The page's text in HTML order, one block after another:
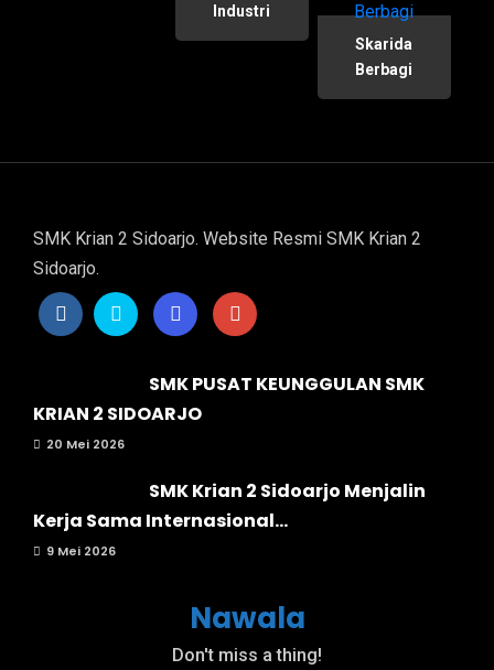
Industri
Skarida
Berbagi
SMK Krian 2 Sidoarjo. Website Resmi SMK Krian 2
Sidoarjo.
SMK PUSAT KEUNGGULAN SMK
KRIAN 2 SIDOARJO
20 Mei 2026
SMK Krian 2 Sidoarjo Menjalin
Kerja Sama Internasional...
9 Mei 2026
Nawala
Don't miss a thing!